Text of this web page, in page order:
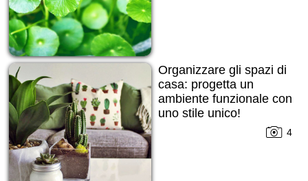
Organizzare gli spazi di
casa: progetta un
ambiente funzionale con
uno stile unico!
4